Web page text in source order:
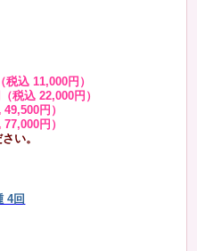
税込 11,000円）
税込 22,000円）
円）
円）
い。
4回